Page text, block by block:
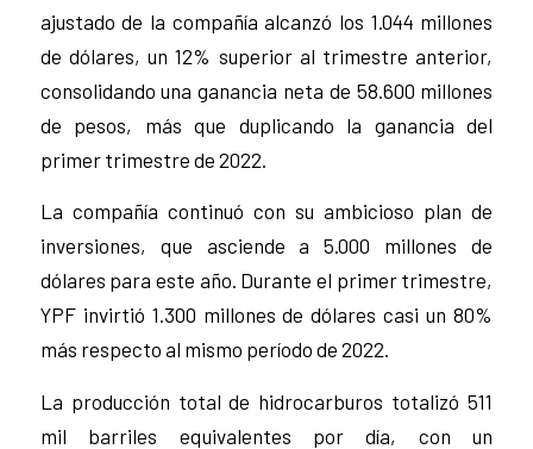
ajustado de la compañía alcanzó los 1.044 millones
de dólares, un 12% superior al trimestre anterior,
consolidando una ganancia neta de 58.600 millones
de pesos, más que duplicando la ganancia del
primer trimestre de 2022.
La compañía continuó con su ambicioso plan de
inversiones, que asciende a 5.000 millones de
dólares para este año. Durante el primer trimestre,
YPF invirtió 1.300 millones de dólares casi un 80%
más respecto al mismo período de 2022.
La producción total de hidrocarburos totalizó 511
mil barriles equivalentes por día, con un